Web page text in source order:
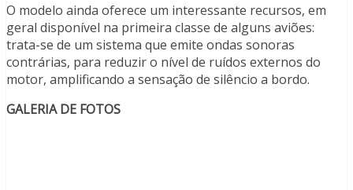
O modelo ainda oferece um interessante recursos, em
geral disponível na primeira classe de alguns aviões:
trata-se de um sistema que emite ondas sonoras
contrárias, para reduzir o nível de ruídos externos do
motor, amplificando a sensação de silêncio a bordo.
GALERIA DE FOTOS